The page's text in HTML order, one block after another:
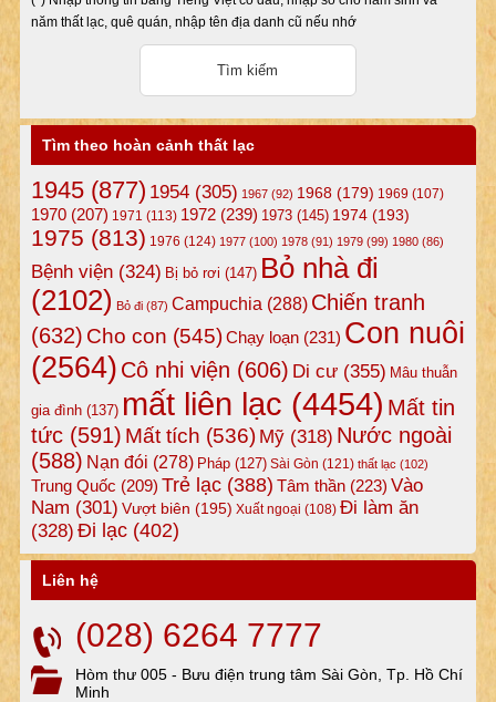
năm thất lạc, quê quán, nhập tên địa danh cũ nếu nhớ
Tìm theo hoàn cảnh thất lạc
1945(877) 1954(305) 1967(92) 1968(179) 1969 (107)
1970(207) 1971 (113) 1972(239) 1973(145) 1974(193)
1975 (813) 1976 (124) 1977(100) 1978(91) 1979(99) 1980(86)
Bệnh viện(324) Bị bỏ rơi (147) Bỏ nhà đi
(2102) Bỏ đi(87) Campuchia (288) Chiến tranh
(632) Cho con (545)Chạy loạn(231) Con nuôi
(2564) Cô nhi viện (606) Di cư(355) Mâu thuẫn
gia đình(137) mất liên lạc (4454) Mất tin
tức(591) Mất tích (536) Mỹ(318) Nước ngoài
(588) Nạn đói (278) Pháp(127) Sài Gòn (121) thất lạc (102)
Trung Quốc (209) Trẻ lạc(388) Tâm thần(223) Vào
Nam (301) Vượt biên (195) Xuất ngoại (108) Đi làm ăn
(328) Đi lạc(402)
Liên hệ
(028) 6264 7777
Hòm thư 005 - Bưu điện trung tâm Sài Gòn, Tp. Hồ Chí
Minh